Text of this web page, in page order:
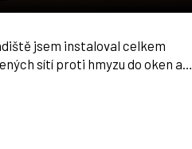
jsem instaloval celkem
sítí proti hmyzu do oken a…